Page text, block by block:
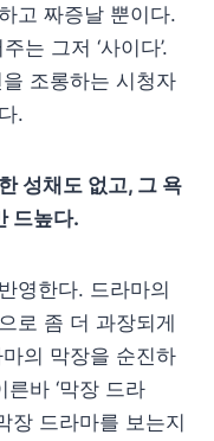
고 짜증날 뿐이다.
는 그저 ‘사이다’.
조롱하는 시청자
.
성채도 없고, 그 욕
드높다.
영한다. 드라마의
로 좀 더 과장되게
의 막장을 순진하
바 ‘막장 드라
장 드라마를 보는지